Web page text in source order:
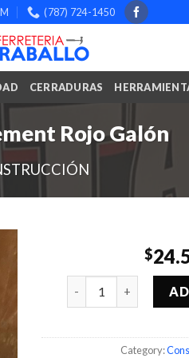
(787) 724-1450
CERRADURAS
Rojo Galón
$
Category: